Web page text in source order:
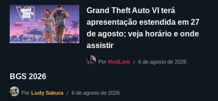
Grand Theft Auto VI terá
apresentação estendida em 27
de agosto; veja horário e onde
assistir
Por RodLink 6 de agosto de 2026
BGS 2026
Por Ludy Sakura 6 de agosto de 2026